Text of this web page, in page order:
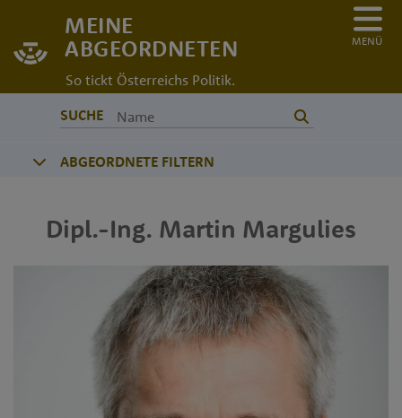
MEINE
ABGEORDNETEN
So tickt Österreichs Politik.
MENÜ
SUCHE
ABGEORDNETE FILTERN
Dipl.-Ing. Martin Margulies